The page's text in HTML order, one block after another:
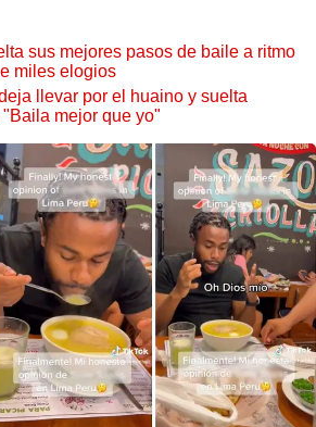
sus mejores pasos de baile a ritmo
miles elogios
llevar por el huaino y suelta
mejor que yo"